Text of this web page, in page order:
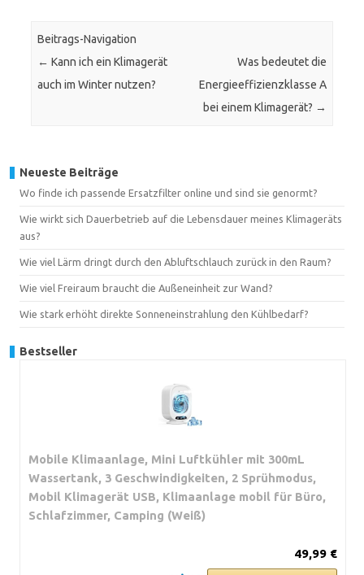
Beitrags-Navigation
← Kann ich ein Klimagerät
auch im Winter nutzen?
Was bedeutet die
Energieeffizienzklasse A
bei einem Klimagerät? →
Neueste Beiträge
Wo finde ich passende Ersatzfilter online und sind sie genormt?
Wie wirkt sich Dauerbetrieb auf die Lebensdauer meines Klimageräts
aus?
Wie viel Lärm dringt durch den Abluftschlauch zurück in den Raum?
Wie viel Freiraum braucht die Außeneinheit zur Wand?
Wie stark erhöht direkte Sonneneinstrahlung den Kühlbedarf?
Bestseller
Mobile Klimaanlage, Mini Luftkühler mit 300mL
Wassertank, 3 Geschwindigkeiten, 2 Sprühmodus,
Mobil Klimagerät USB, Klimaanlage mobil für Büro,
Schlafzimmer, Camping (Weiß)
49,99 €